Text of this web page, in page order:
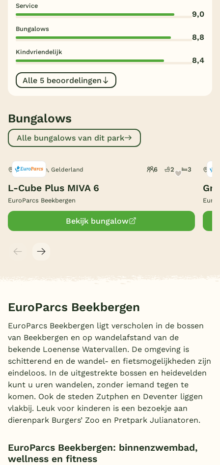
Duitsland
België
Blog
Onze e-boeken
Service
9,0
Bungalows
8,8
Kindvriendelijk
8,4
Alle 5 beoordelingen
Bungalows
Alle bungalows van dit park
Beekbergen, Gelderland 6 2 3
L-Cube Plus MIVA 6
EuroParcs Beekbergen
Bekijk bungalow
EuroParcs Beekbergen
EuroParcs Beekbergen ligt verscholen in de bossen
van Beekbergen en op wandelafstand van de
bekende Loenense Watervallen. De omgeving is
schitterend en de wandel- en fietsmogelijkheden zijn
eindeloos. In de uitgestrekte bossen en heidevelden
kunt u uren wandelen, zonder iemand tegen te
komen. Ook de steden Zutphen en Deventer liggen
vlakbij. Leuk voor kinderen is een bezoekje aan
dierenpark Burgers’ Zoo en Pretpark Julianatoren.
EuroParcs Beekbergen: binnenzwembad,
wellness en fitness